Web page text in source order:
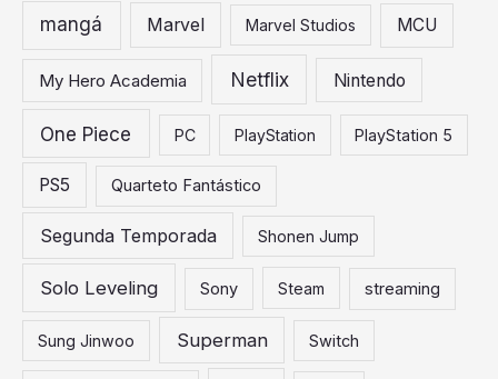
mangá Marvel Marvel Studios MCU
My Hero Academia Netflix Nintendo
One Piece PC PlayStation PlayStation 5
PS5 Quarteto Fantástico
Segunda Temporada Shonen Jump
Solo Leveling Sony Steam streaming
Sung Jinwoo Superman Switch